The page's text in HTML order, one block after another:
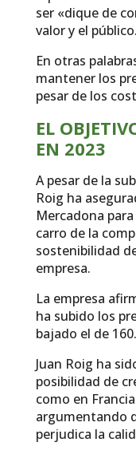
ser «dique de
valor y el público.
En otras
mantener los
pesar de los
EL
EN 2023
A pesar de la
Roig ha
Mercadona
carro de la
sostenibilidad
empresa.
La empresa
ha subido los
bajado el de 160.
Juan Roig ha
posibilidad de
como en
argumentando
perjudica la